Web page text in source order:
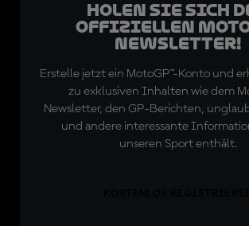
Holen Sie sich
offiziellen
Newsletter!
Erstelle jetzt ein MotoGP™-Konto und
zu exklusiven Inhalten wie dem
Newsletter, den GP-Berichten,
und andere interessante
unseren Sport enthält.